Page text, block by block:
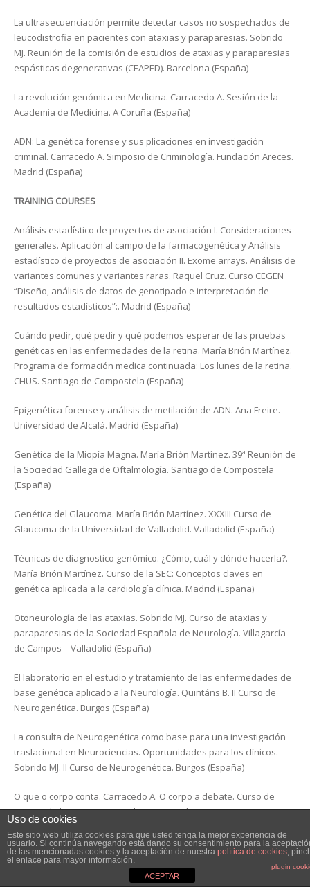
La ultrasecuenciación permite detectar casos no sospechados de
leucodistrofia en pacientes con ataxias y paraparesias. Sobrido
MJ. Reunión de la comisión de estudios de ataxias y paraparesias
espásticas degenerativas (CEAPED). Barcelona (España)
La revolución genómica en Medicina. Carracedo A. Sesión de la
Academia de Medicina. A Coruña (España)
ADN: La genética forense y sus plicaciones en investigación
criminal. Carracedo A. Simposio de Criminología. Fundación Areces.
Madrid (España)
TRAINING COURSES
Análisis estadístico de proyectos de asociación I. Consideraciones
generales. Aplicación al campo de la farmacogenética y Análisis
estadístico de proyectos de asociación II. Exome arrays. Análisis de
variantes comunes y variantes raras. Raquel Cruz. Curso CEGEN
“Diseño, análisis de datos de genotipado e interpretación de
resultados estadísticos”:. Madrid (España)
Cuándo pedir, qué pedir y qué podemos esperar de las pruebas
genéticas en las enfermedades de la retina. María Brión Martínez.
Programa de formación medica continuada: Los lunes de la retina.
CHUS. Santiago de Compostela (España)
Epigenética forense y análisis de metilación de ADN. Ana Freire.
Universidad de Alcalá. Madrid (España)
Genética de la Miopía Magna. María Brión Martínez. 39ª Reunión de
la Sociedad Gallega de Oftalmología. Santiago de Compostela
(España)
Genética del Glaucoma. María Brión Martínez. XXXIII Curso de
Glaucoma de la Universidad de Valladolid. Valladolid (España)
Técnicas de diagnostico genómico. ¿Cómo, cuál y dónde hacerla?.
María Brión Martínez. Curso de la SEC: Conceptos claves en
genética aplicada a la cardiología clínica. Madrid (España)
Otoneurología de las ataxias. Sobrido MJ. Curso de ataxias y
paraparesias de la Sociedad Española de Neurología. Villagarcía
de Campos – Valladolid (España)
El laboratorio en el estudio y tratamiento de las enfermedades de
base genética aplicado a la Neurología. Quintáns B. II Curso de
Neurogenética. Burgos (España)
La consulta de Neurogenética como base para una investigación
traslacional en Neurociencias. Oportunidades para los clínicos.
Sobrido MJ. II Curso de Neurogenética. Burgos (España)
O que o corpo conta. Carracedo A. O corpo a debate. Curso de
verano de la USC. Santiago de Compostela (España)
Avances en Genómica en relación con el aparato locomotor.
Carracedo A. 29 Jornadas Nacionales de Enfermería. Santiago de
Uso de cookies
Este sitio web utiliza cookies para que usted tenga la mejor experiencia de
usuario. Si continúa navegando está dando su consentimiento para la
de las mencionadas cookies y la aceptación de nuestra política de cookies,
el enlace para mayor información.
plugin
ACEPTAR